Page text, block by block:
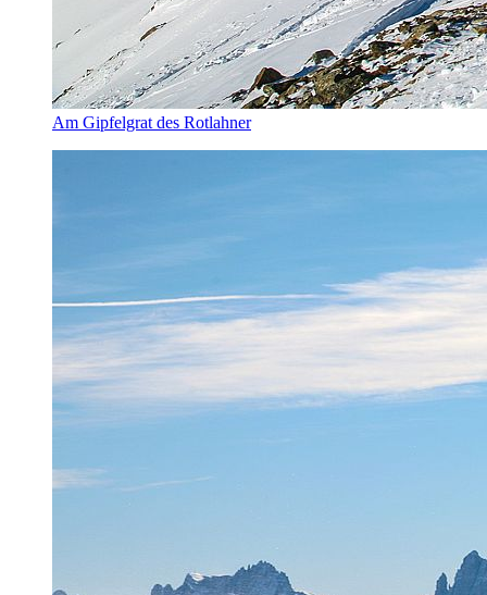
Am Gipfelgrat des Rotlahner